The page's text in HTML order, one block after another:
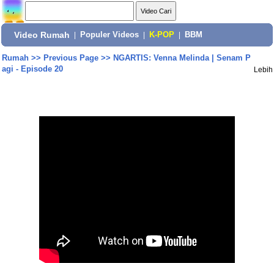
Video Rumah Populer Videos K-POP BBM
Rumah>> Previous Page>> NGARTIS: Venna Melinda | Senam P
agi - Episode 20
Lebih